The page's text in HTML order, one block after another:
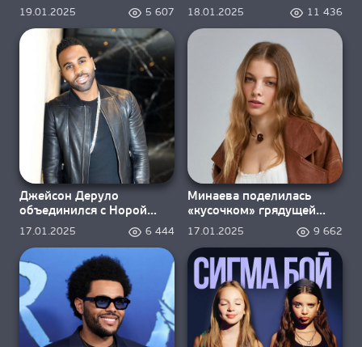
зимует лето
19.01.2025 5 607
новинкой «Ушла»
18.01.2025 11 436
Джейсон Деруло
объединился с Норой
Фатехи для песни «Snake»
17.01.2025 6 444
Минаева поделилась
«кусочком» грядущей
пластинки
17.01.2025 9 662